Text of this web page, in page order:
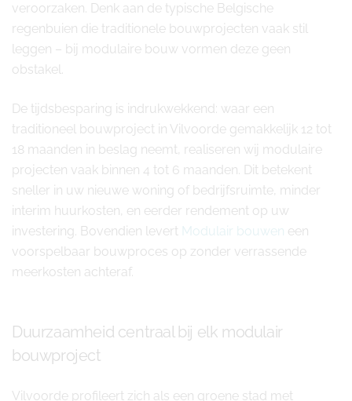
veroorzaken. Denk aan de typische Belgische
regenbuien die traditionele bouwprojecten vaak stil
leggen – bij modulaire bouw vormen deze geen
obstakel.
De tijdsbesparing is indrukwekkend: waar een
traditioneel bouwproject in Vilvoorde gemakkelijk 12 tot
18 maanden in beslag neemt, realiseren wij modulaire
projecten vaak binnen 4 tot 6 maanden. Dit betekent
sneller in uw nieuwe woning of bedrijfsruimte, minder
interim huurkosten, en eerder rendement op uw
investering. Bovendien levert Modulair bouwen een
voorspelbaar bouwproces op zonder verrassende
meerkosten achteraf.
Duurzaamheid centraal bij elk modulair
bouwproject
Vilvoorde profileert zich als een groene stad met